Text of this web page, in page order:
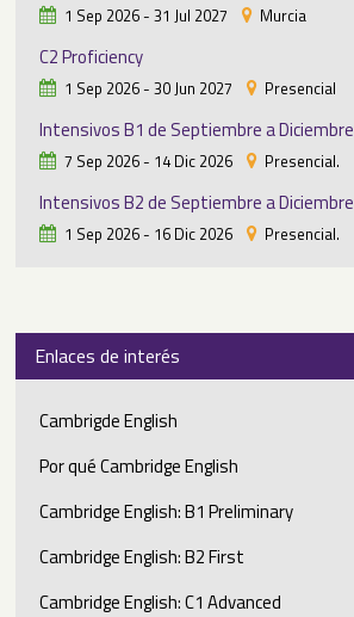
1 Sep 2026 - 31 Jul 2027 Murcia
C2 Proficiency
1 Sep 2026 - 30 Jun 2027 Presencial
Intensivos B1 de Septiembre a Diciembre
7 Sep 2026 - 14 Dic 2026 Presencial.
Intensivos B2 de Septiembre a Diciembre
1 Sep 2026 - 16 Dic 2026 Presencial.
Enlaces de interés
Cambrigde English
Por qué Cambridge English
Cambridge English: B1 Preliminary
Cambridge English: B2 First
Cambridge English: C1 Advanced